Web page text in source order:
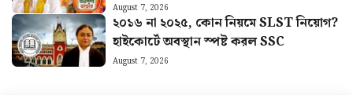
August 7, 2026
২০১৬ না ২০২৫, কোন নিয়মে SLST নিয়োগ?
হাইকোর্টে অবস্থান স্পষ্ট করল SSC
August 7, 2026